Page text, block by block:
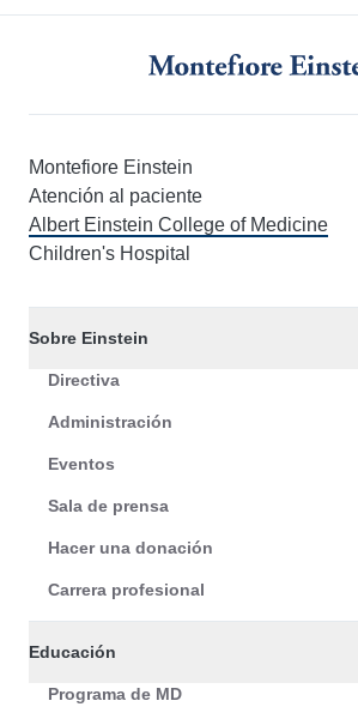
Montefiore Einstein
Atención al paciente
Albert Einstein College of Medicine
Children's Hospital
Sobre Einstein
Directiva
Administración
Eventos
Sala de prensa
Hacer una donación
Carrera profesional
Educación
Programa de MD